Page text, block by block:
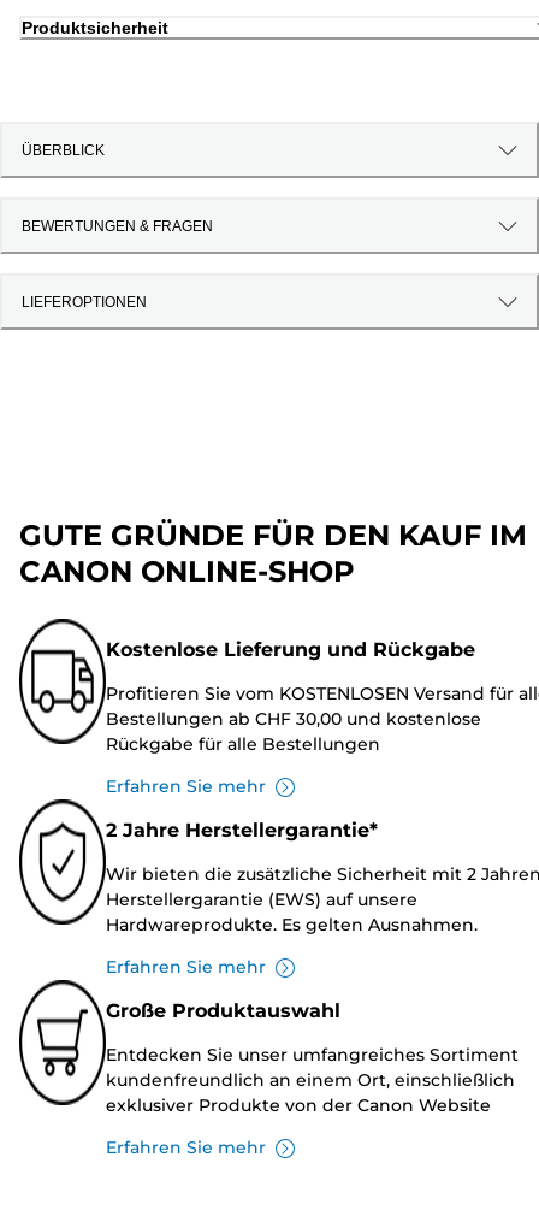
Produktsicherheit
ÜBERBLICK
BEWERTUNGEN & FRAGEN
LIEFEROPTIONEN
GUTE GRÜNDE FÜR DEN KAUF IM
CANON ONLINE-SHOP
Kostenlose Lieferung und Rückgabe
Profitieren Sie vom KOSTENLOSEN Versand für
Bestellungen ab CHF 30,00 und kostenlose
Rückgabe für alle Bestellungen
Erfahren Sie mehr
2 Jahre Herstellergarantie*
Wir bieten die zusätzliche Sicherheit mit 2
Herstellergarantie (EWS) auf unsere
Hardwareprodukte. Es gelten Ausnahmen.
Erfahren Sie mehr
Große Produktauswahl
Entdecken Sie unser umfangreiches Sortiment
kundenfreundlich an einem Ort, einschließlich
exklusiver Produkte von der Canon Website
Erfahren Sie mehr